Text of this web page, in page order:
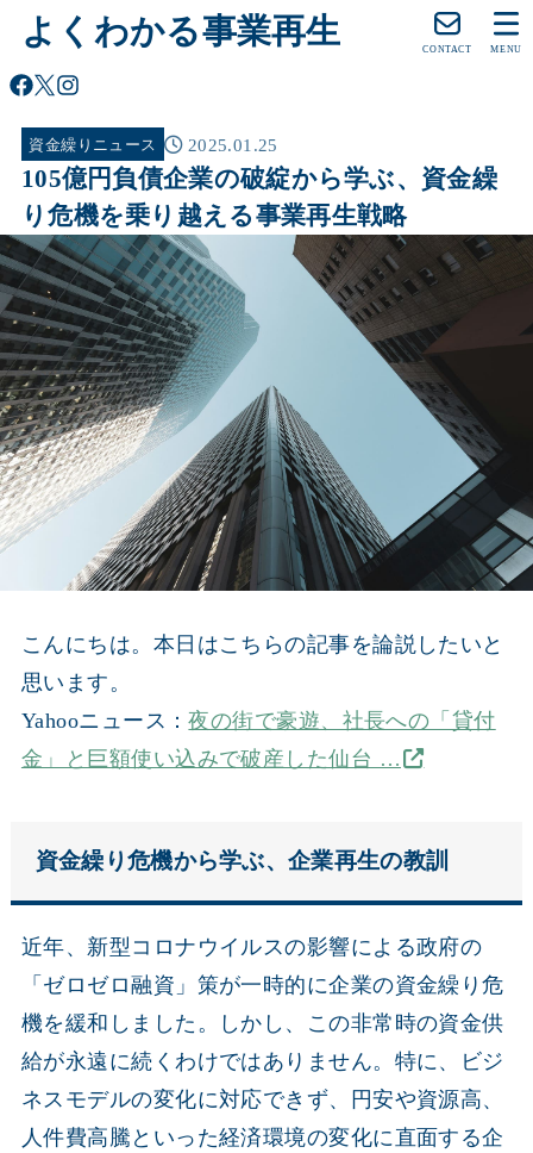
よくわかる事業再生 CONTACT MENU
資金繰りニュース 2025.01.25
105億円負債企業の破綻から学ぶ、資金繰
り危機を乗り越える事業再生戦略
こんにちは。本日はこちらの記事を論説したいと
思います。
Yahooニュース：夜の街で豪遊、社長への「貸付
金」と巨額使い込みで破産した仙台 …
資金繰り危機から学ぶ、企業再生の教訓
近年、新型コロナウイルスの影響による政府の
「ゼロゼロ融資」策が一時的に企業の資金繰り危
機を緩和しました。しかし、この非常時の資金供
給が永遠に続くわけではありません。特に、ビジ
ネスモデルの変化に対応できず、円安や資源高、
人件費高騰といった経済環境の変化に直面する企